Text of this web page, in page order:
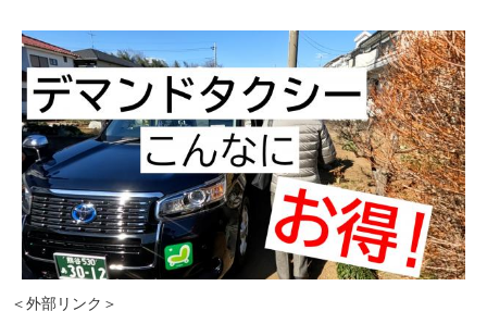
＜外部リンク＞